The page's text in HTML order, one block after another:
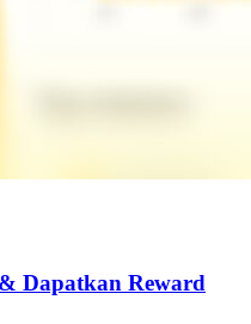
Dapatkan Reward